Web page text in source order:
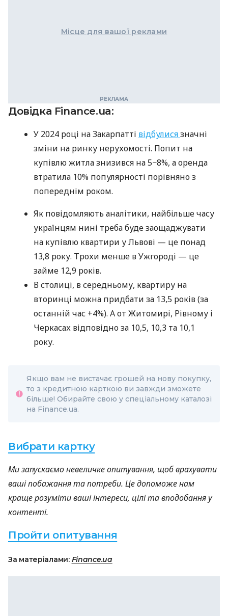
Місце для вашої реклами
Довідка Finance.ua:
У 2024 році на Закарпатті відбулисязначні
зміни на ринку нерухомості. Попит на
купівлю житла знизився на 5−8%, а оренда
втратила 10% популярності порівняно з
попереднім роком.
Як повідомляють аналітики, найбільше часу
українцям нині треба буде заощаджувати
на купівлю квартири у Львові — це понад
13,8 року. Трохи менше в Ужгороді — це
займе 12,9 років.
В столиці, в середньому, квартиру на
вторинці можна придбати за 13,5 років (за
останній час +4%). А от Житомирі, Рівному і
Черкасах відповідно за 10,5, 10,3 та 10,1
року.
Якщо вам не вистачає грошей на нову покупку,
то з кредитною карткою ви завжди зможете
більше! Обирайте свою у спеціальному каталозі
на Finance.ua.
Вибрати картку
Ми запускаємо невеличке опитування, щоб врахувати
ваші побажання та потреби. Це допоможе нам
краще розуміти ваші інтереси, цілі та вподобання у
контенті.
Пройти опитування
За матеріалами: Finance.ua